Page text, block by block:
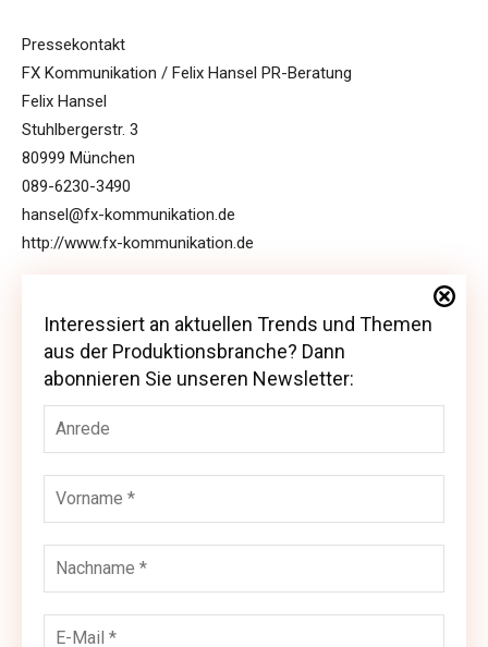
Pressekontakt
FX Kommunikation / Felix Hansel PR-Beratung
Felix Hansel
Stuhlbergerstr. 3
80999 München
089-6230-3490
hansel@fx-kommunikation.de
http://www.fx-kommunikation.de
Interessiert an aktuellen Trends und Themen
aus der Produktionsbranche? Dann abonnieren
Sie unseren Newsletter:
Interessiert an aktuellen Trends und Themen
aus der Produktionsbranche? Dann
abonnieren Sie unseren Newsletter: